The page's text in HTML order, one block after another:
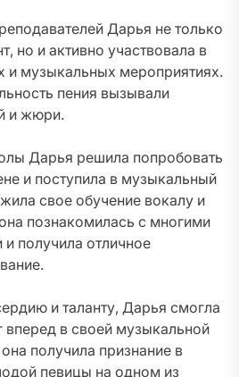
Дарья не только
но и активно участвовала в
и музыкальных мероприятиях.
пения вызывали
и жюри.
Дарья решила попробовать
и поступила в музыкальный
свое обучение вокалу и
познакомилась с многими
получила отличное
и таланту, Дарья смогла
в своей музыкальной
получила признание в
певицы на одном из